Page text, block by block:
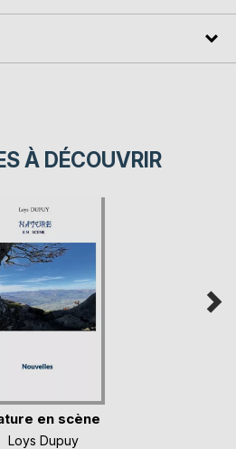
À DÉCOUVRIR
en scène
Loys Dupuy